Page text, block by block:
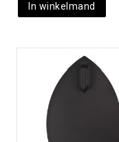
In winkelmand